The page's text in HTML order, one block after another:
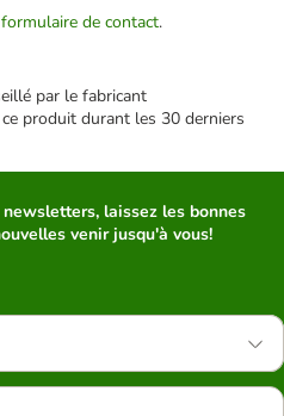
formulaire de contact.
par le fabricant
produit durant les 30 derniers
newsletters, laissez les bonnes
venir jusqu'à vous!